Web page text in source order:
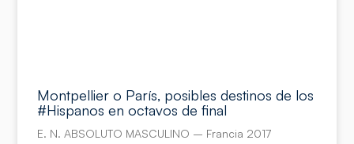
Montpellier o París, posibles destinos de los
#Hispanos en octavos de final
E. N. ABSOLUTO MASCULINO – Francia 2017